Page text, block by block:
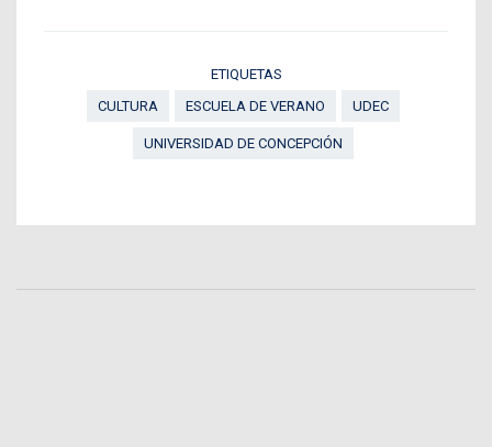
ETIQUETAS
CULTURA
ESCUELA DE VERANO UDEC
UNIVERSIDAD DE CONCEPCIÓN